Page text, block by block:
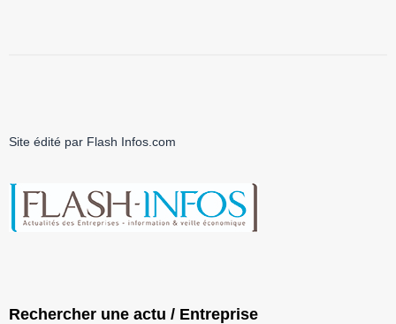
Site édité par Flash Infos.com
Rechercher une actu / Entreprise